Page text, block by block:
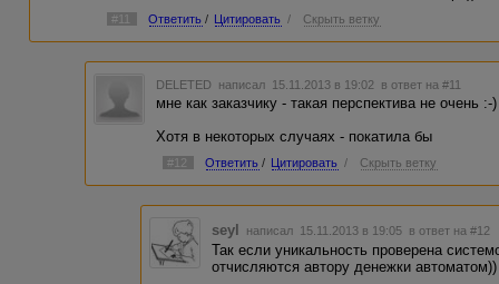
#11 Ответить / Цитировать / Скрыть ветку
DELETED написал 15.11.2013 в 19:02 в ответ на #11
мне как заказчику - такая перспектива не очень :-)
Хотя в некоторых случаях - покатила бы
#12 Ответить / Цитировать / Скрыть ветку
seyl написал 15.11.2013 в 19:05 в ответ на #12
Так если уникальность проверена
отчисляются автору денежки